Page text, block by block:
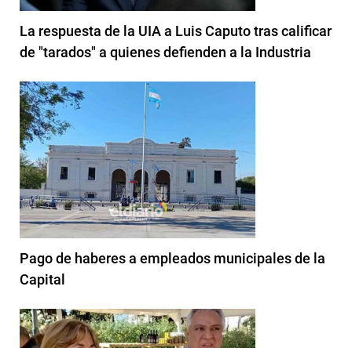
La respuesta de la UIA a Luis Caputo tras calificar
de "tarados" a quienes defienden a la Industria
Pago de haberes a empleados municipales de la
Capital